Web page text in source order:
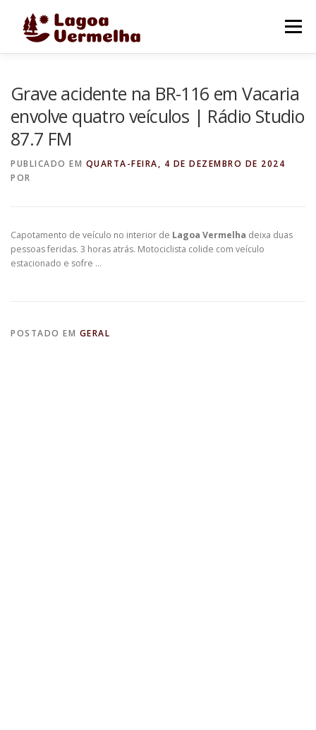
Menu
FALE CONOSCO
Grave acidente na BR-116 em Vacaria
envolve quatro veículos | Rádio Studio
87.7 FM
PUBLICADO EM QUARTA-FEIRA, 4 DE DEZEMBRO DE 2024
POR
Capotamento de veículo no interior de Lagoa Vermelha deixa duas
pessoas feridas. 3 horas atrás. Motociclista colide com veículo
estacionado e sofre …
POSTADO EM GERAL